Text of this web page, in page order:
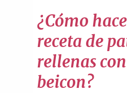
¿Cómo
receta de
rellenas
beicon?